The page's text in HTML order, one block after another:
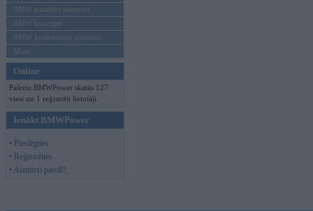
BMW pasaules jaunumi
BMW koncepti
BMW konkurentu jaunumi
Moto
Online
Pašreiz BMWPower skatās 127
viesi un 1 reģistrēti lietotāji.
Ienākt BMWPower
• Pieslēgties
• Reģistrēties
• Aizmirsi paroli?